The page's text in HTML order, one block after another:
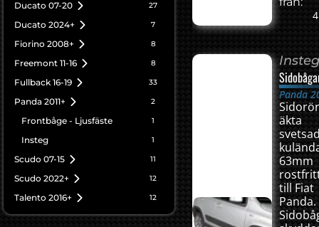
Ducato 07-20 27
Ducato 2024+ 7
Fiorino 2008+ 8
Freemont 11-16 8
Fullback 16-19 33
Panda 2011+ 2
Frontbåge - Ljusfäste 1
Insteg 1
Scudo 07-15 11
Scudo 2022+ 12
Talento 2016+ 12
Insteg
Panda
äkta
63mm
till Fiat
Panda.